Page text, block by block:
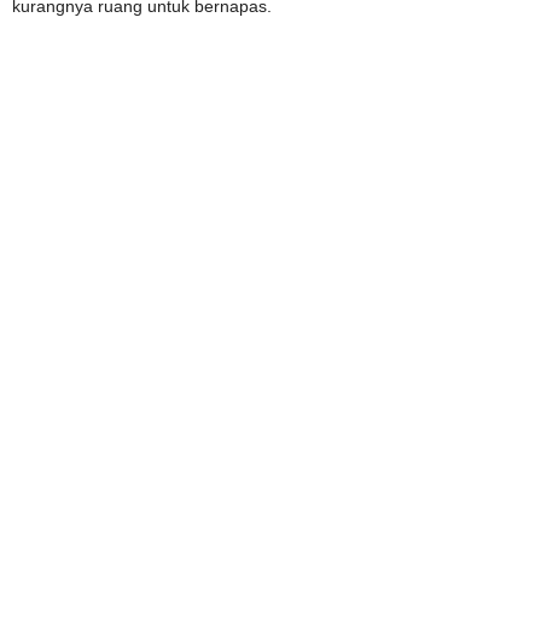
kurangnya ruang untuk bernapas.